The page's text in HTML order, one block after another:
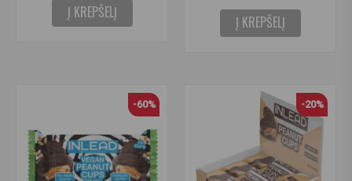
Į KREPŠELĮ
Į KREPŠELĮ
-60% -20%